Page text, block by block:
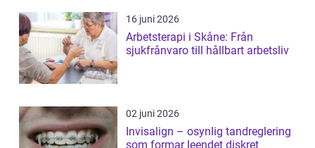
16 juni 2026
Arbetsterapi i Skåne: Från
sjukfrånvaro till hållbart arbetsliv
02 juni 2026
Invisalign – osynlig tandreglering
som formar leendet diskret